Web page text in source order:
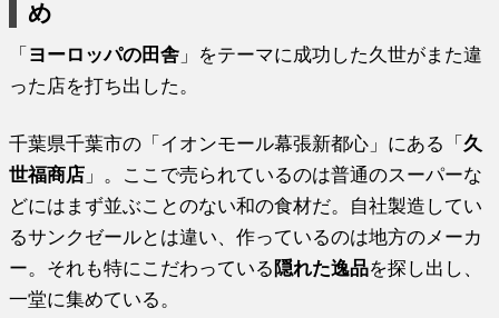
め
「 ヨーロッパの田舎 」をテーマに成功した久世がまた違
った店を打ち出した。
千葉県千葉市の「イオンモール幕張新都心」にある「久
世福商店 」。ここで売られているのは普通のスーパーな
どにはまず並ぶことのない和の食材だ。自社製造してい
るサンクゼールとは違い、作っているのは地方のメーカ
ー。それも特にこだわっている 隠れた逸品を探し出し、
一堂に集めている。